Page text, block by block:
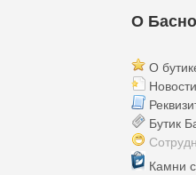
О
О
Бутик
Камни